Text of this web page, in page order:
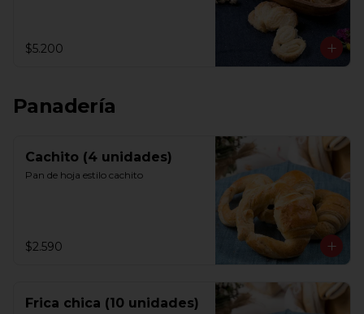
$5.200
Panadería
Cachito (4 unidades)
Pan de hoja estilo cachito
$2.590
Frica chica (10 unidades)